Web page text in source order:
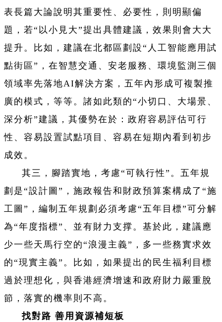
表長篇大論說明其重要性、必要性，則明顯偏
題，若“以小見大”提出具體建議，效果則會大大
提升。比如，建議在北都區劃設“人工智能應用試
點街區”，在智慧交通、安老服務、環境監測三個
領域率先落地AI解決方案，五年內形成可複製推
廣的模式，等等。諸如此類的“小切口、大場景、
深分析”建議，其優勢在於：政府容易評估可行
性、容易設置試點項目、容易在短期內看到初步
成效。
其三，腳踏實地，考慮“可執行性”。五年規
劃是“設計圖”，施政報告和財政預算案構成了“施
工圖”，編制五年規劃必須考慮“五年目標”可分解
為“年度指標”、並有財力支撑。基於此，建議應
少一些天馬行空的“浪漫主義”，多一些務實求效
的“現實主義”。比如，如果提出的民生福利目標
過於理想化，與香港經濟增速和政府財力嚴重脫
節，落實的機率則不高。
找對路 善用資源補短板